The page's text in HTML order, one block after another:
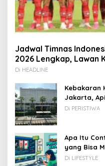
Jadwal Timnas
2026 Lengkap, Lawan
Di HEADLINE
Kebakaran
Jakarta,
Di PERISTIWA
Apa Itu
yang Bisa
Rupiah
Di LIFESTYLE